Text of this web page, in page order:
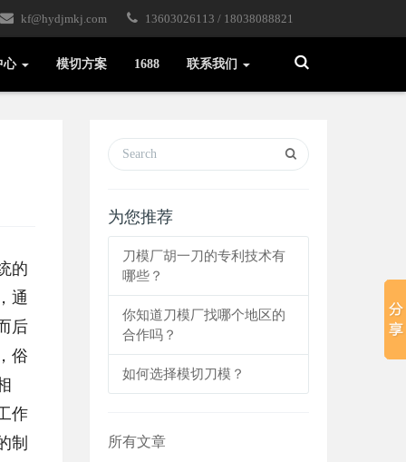
kf@hydjmkj.com 13603026113 / 18038088821
Toggle
Search
心 模切方案 1688 联系我们
的
通
后
俗
作
制
为您推荐
刀模厂胡一刀的专利技术有
哪些？
你知道刀模厂找哪个地区的
合作吗？
如何选择模切刀模？
所有文章